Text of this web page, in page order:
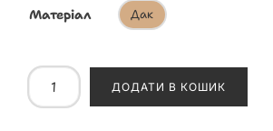
Матеріал Дак
ДОДАТИ В КОШИК